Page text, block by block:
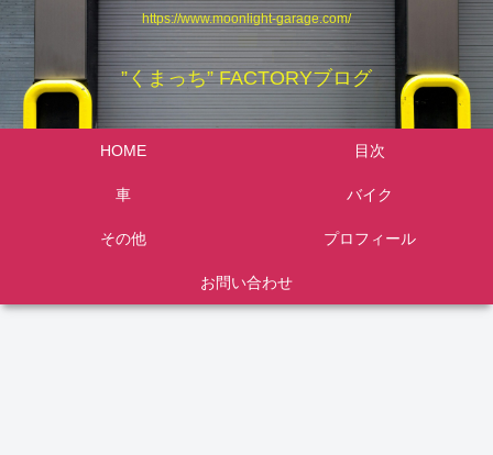
https://www.moonlight-garage.com/
”くまっち” FACTORYブログ
HOME 目次
車 バイク
その他 プロフィール
お問い合わせ